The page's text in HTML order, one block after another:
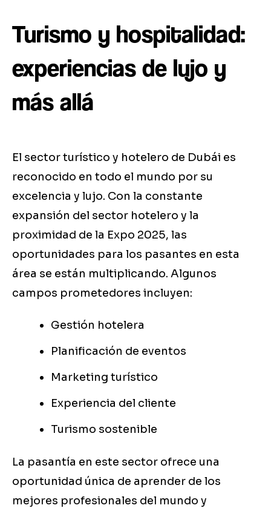
Turismo y hospitalidad:
experiencias de lujo y
más allá
El sector turístico y hotelero de Dubái es
reconocido en todo el mundo por su
excelencia y lujo. Con la constante
expansión del sector hotelero y la
proximidad de la Expo 2025, las
oportunidades para los pasantes en esta
área se están multiplicando. Algunos
campos prometedores incluyen:
Gestión hotelera
Planificación de eventos
Marketing turístico
Experiencia del cliente
Turismo sostenible
La pasantía en este sector ofrece una
oportunidad única de aprender de los
mejores profesionales del mundo y